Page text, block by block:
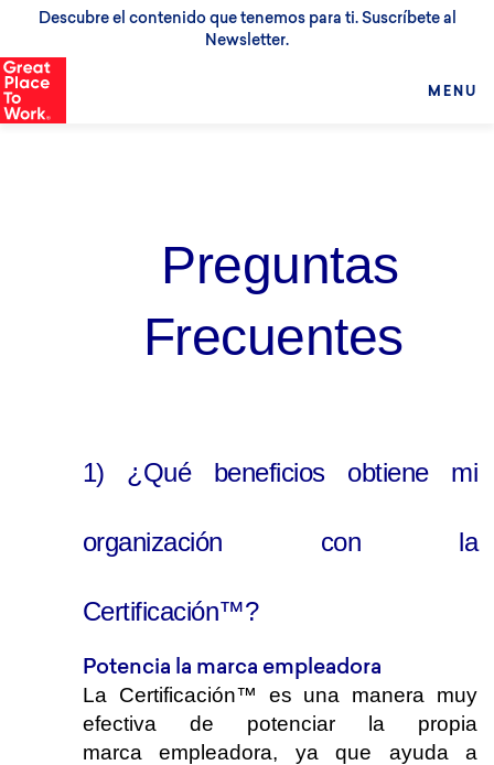
Descubre el contenido que tenemos para ti. Suscríbete al
Newsletter.
MENU
Preguntas
Frecuentes
1) ¿Qué beneficios obtiene mi
organización con la
Certificación™?
Potencia la marca empleadora
La Certificación™ es una manera muy
efectiva de potenciar la propia
marca empleadora, ya que ayuda a